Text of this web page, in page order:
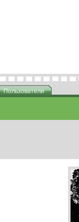
Пользователи